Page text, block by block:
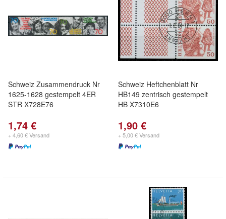
Schweiz Zusammendruck Nr
1625-1628 gestempelt 4ER
STR X728E76
1,74 €
+ 4,60 € Versand
Schweiz Heftchenblatt Nr
HB149 zentrisch gestempelt
HB X7310E6
1,90 €
+ 5,00 € Versand